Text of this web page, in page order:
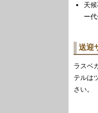
天
ー
送迎
ラスベ
テルは
さい。